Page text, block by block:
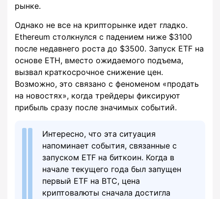
рынке.
Однако не все на крипторынке идет гладко.
Ethereum столкнулся с падением ниже $3100
после недавнего роста до $3500. Запуск ETF на
основе ETH, вместо ожидаемого подъема,
вызвал краткосрочное снижение цен.
Возможно, это связано с феноменом «продать
на новостях», когда трейдеры фиксируют
прибыль сразу после значимых событий.
Интересно, что эта ситуация
напоминает события, связанные с
запуском ETF на биткоин. Когда в
начале текущего года был запущен
первый ETF на BTC, цена
криптовалюты сначала достигла